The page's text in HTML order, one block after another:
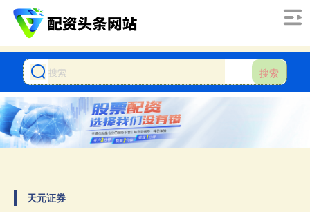
搜索
天元证券